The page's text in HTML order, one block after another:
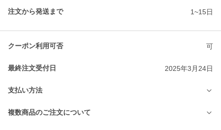
注文から発送まで 1~15日
クーポン利用可否 可
最終注文受付日 2025年3月24日
支払い方法
複数商品のご注文について